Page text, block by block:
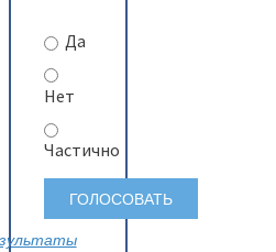
Да
Нет
Частично